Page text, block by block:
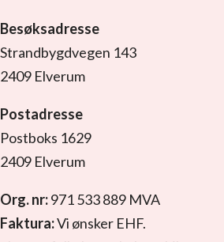
Besøksadresse
Strandbygdvegen 143
2409 Elverum
Postadresse
Postboks 1629
2409 Elverum
Org. nr:971 533 889 MVA
Faktura:Vi ønsker EHF.